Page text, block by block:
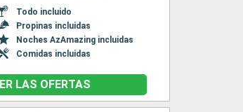
Todo incluido
Propinas incluidas
Noches AzAmazing incluidas
Comidas incluidas
LAS OFERTAS